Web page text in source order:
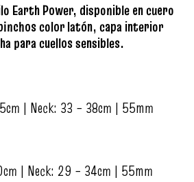
Earth Power, disponible en cuero
color latón, capa interior
para cuellos sensibles.
| Neck: 33 – 38cm | 55mm
| Neck: 29 – 34cm | 55mm